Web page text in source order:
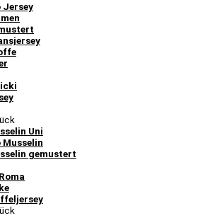
Jersey
Uni
Musselin
gemustert